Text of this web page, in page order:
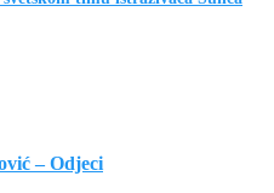
– Odjeci